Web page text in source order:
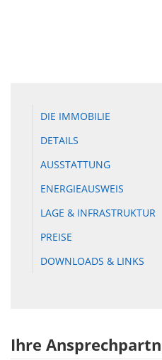
DIE IMMOBILIE
DETAILS
AUSSTATTUNG
ENERGIEAUSWEIS
LAGE & INFRASTRUKTUR
PREISE
DOWNLOADS & LINKS
Ihre